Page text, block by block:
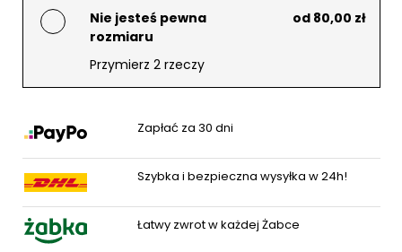
Nie jesteś pewna
rozmiaru
od 80,00 zł
Przymierz 2 rzeczy
Zapłać za 30 dni
Szybka i bezpieczna wysyłka w 24h!
Łatwy zwrot w każdej Żabce